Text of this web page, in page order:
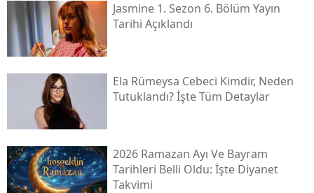
Jasmine 1. Sezon 6. Bölüm Yayın
Tarihi Açıklandı
Ela Rümeysa Cebeci Kimdir, Neden
Tutuklandı? İşte Tüm Detaylar
2026 Ramazan Ayı Ve Bayram
Tarihleri Belli Oldu: İşte Diyanet
Takvimi